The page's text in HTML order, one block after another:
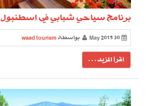
برنامج سياحي شبابي في اسطنبول
30 May 2015 بواسطةwaad tourism
اقرأ المزيد . . .